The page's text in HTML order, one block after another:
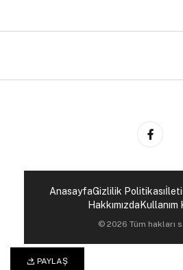
PAYLAŞ
AnasayfaGizlilik Politikası
Hakkımızda Kullanım
© 2026 Tüm hakları